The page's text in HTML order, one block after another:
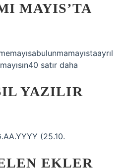
MAYIS’TA
satır daha
YAZILIR
(25.10.
EKLER